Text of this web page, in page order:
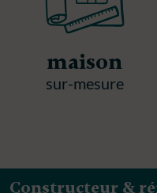
maison
sur-mesure
Constructeur &